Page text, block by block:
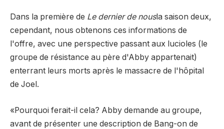
Dans la première de Le dernier de nousla saison deux,
cependant, nous obtenons ces informations de
l'offre, avec une perspective passant aux lucioles (le
groupe de résistance au père d'Abby appartenait)
enterrant leurs morts après le massacre de l'hôpital
de Joel.
«Pourquoi ferait-il cela? Abby demande au groupe,
avant de présenter une description de Bang-on de